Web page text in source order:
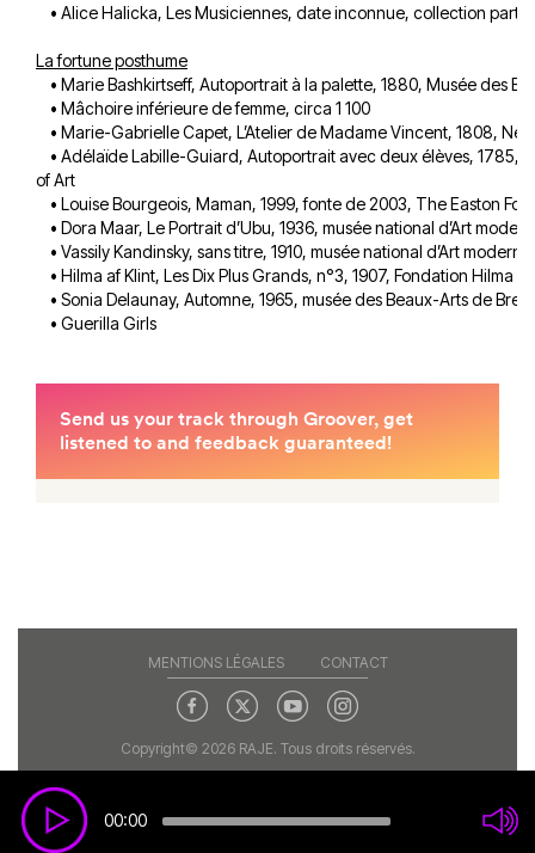
• Alice Halicka, Les Musiciennes, date inconnue, collection
La fortune posthume
• Marie Bashkirtseff, Autoportrait à la palette, 1880, Musée des
• Mâchoire inférieure de femme, circa 1 100
• Marie-Gabrielle Capet, L’Atelier de Madame Vincent, 1808,
• Adélaïde Labille-Guiard, Autoportrait avec deux élèves, 1785,
of Art
• Louise Bourgeois, Maman, 1999, fonte de 2003, The Easton
• Dora Maar, Le Portrait d’Ubu, 1936, musée national d’Art
• Vassily Kandinsky, sans titre, 1910, musée national d’Art moderne
• Hilma af Klint, Les Dix Plus Grands, n°3, 1907, Fondation Hilma
• Sonia Delaunay, Automne, 1965, musée des Beaux-Arts de
• Guerilla Girls
00:00
MENTIONS LÉGALES CONTACT
Copyright© 2026 RAJE. Tous droits réservés.